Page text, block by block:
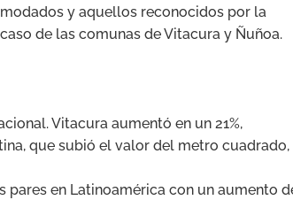
y aquellos reconocidos por la
de las comunas de Vitacura y Ñuñoa.
Vitacura aumentó en un 21%,
que subió el valor del metro cuadrado,
en Latinoamérica con un aumento